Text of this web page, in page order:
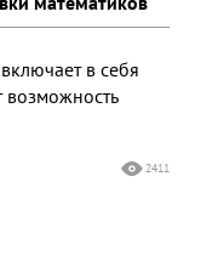
в себя
возможность
2411